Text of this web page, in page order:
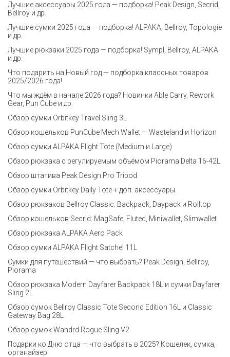
Лучшие аксессуары 2025 года — подборка! Peak Design, Secrid,
Bellroy и др.
Лучшие сумки 2025 года — подборка! ALPAKA, Bellroy, Topologie
и др.
Лучшие рюкзаки 2025 года — подборка! Sympl, Bellroy, ALPAKA
и др.
Что подарить на Новый год — подборка классных товаров
2025/2026 года!
Что мы ждём в начале 2026 года? Новинки Able Carry, Rework
Gear, Pun Cube и др.
Обзор сумки Orbitkey Travel Sling 3L
Обзор кошельков PunCube Mech Wallet — Wasteland и Horizon
Обзор сумки ALPAKA Flight Tote (Medium и Large)
Обзор рюкзака с регулируемым объёмом Piorama Delta 16-42L
Обзор штатива Peak Design Pro Tripod
Обзор сумки Orbitkey Daily Tote + доп. аксессуары
Обзор рюкзаков Bellroy Classic: Backpack, Daypack и Rolltop
Обзор кошельков Secrid: MagSafe, Fluted, Miniwallet, Slimwallet
Обзор рюкзака ALPAKA Aero Pack
Обзор сумки ALPAKA Flight Satchel 11L
Сумки для путешествий — что выбрать? Peak Design, Bellroy,
Piorama
Обзор рюкзака Modern Dayfarer Backpack 18L и сумки Dayfarer
Sling 2L
Обзор сумок Bellroy Classic Tote Second Edition 16L и Classic
Gateway Bag 28L
Обзор сумок Wandrd Rogue Sling V2
Подарки ко Дню отца — что выбрать в 2025? Кошелек, сумка,
органайзер